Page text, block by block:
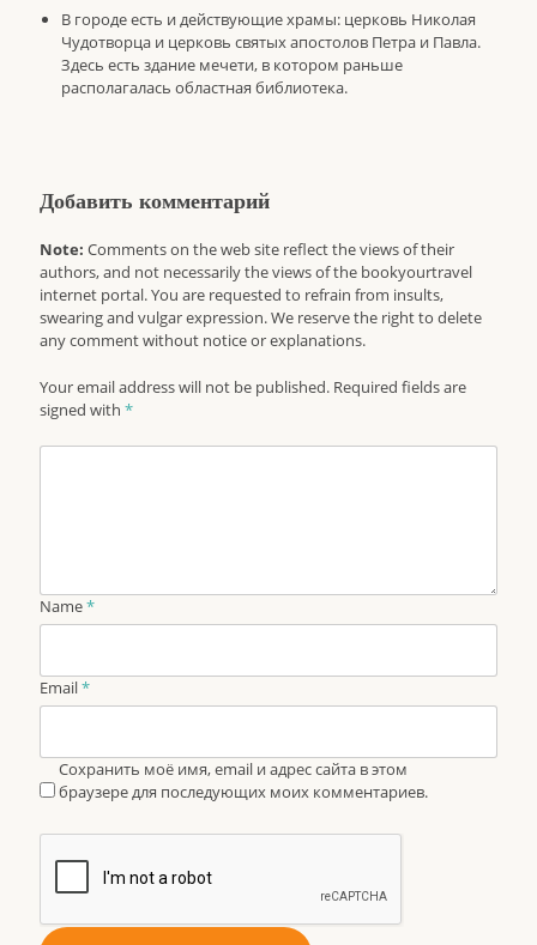
В городе есть и действующие храмы: церковь Николая
Чудотворца и церковь святых апостолов Петра и Павла.
Здесь есть здание мечети, в котором раньше
располагалась областная библиотека.
Добавить комментарий
Note: Comments on the web site reflect the views of their
authors, and not necessarily the views of the bookyourtravel
internet portal. You are requested to refrain from insults,
swearing and vulgar expression. We reserve the right to delete
any comment without notice or explanations.
Your email address will not be published. Required fields are
signed with*
Name*
Email*
Сохранить моё имя, email и адрес сайта в этом
браузере для последующих моих комментариев.